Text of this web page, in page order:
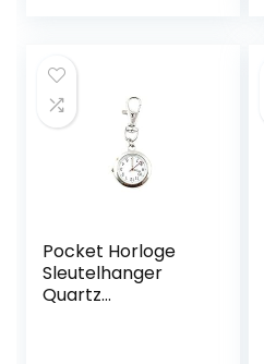
Pocket Horloge
Sleutelhanger
Quartz